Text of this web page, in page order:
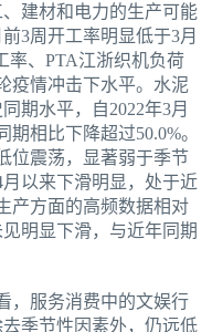
建材和电力的生产可能
3周开工率明显低于3月
率、PTA江浙织机负荷
疫情冲击下水平。水泥
期水平，自2022年3月
相比下降超过50.0%。
位震荡，显著弱于季节
以来下滑明显，处于近
产方面的高频数据相对
明显下滑，与近年同期
，服务消费中的文娱行
季节性因素外，仍远低